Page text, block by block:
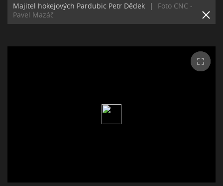
Majitel hokejových Pardubic Petr Dědek |
Foto CNC -
Pavel Mazáč